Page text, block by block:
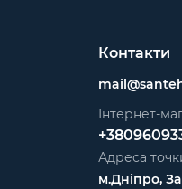
Контакти
Інтернет-
Адреса
м.Дніпро,